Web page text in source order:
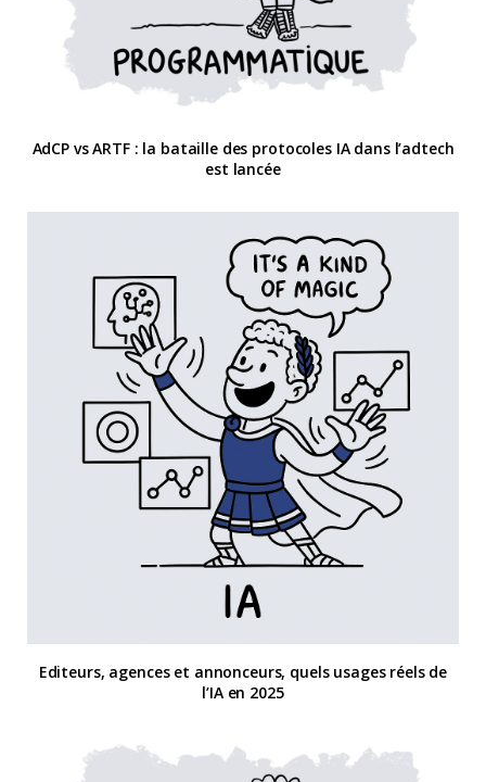
AdCP vs ARTF : la bataille des protocoles IA dans l’adtech
est lancée
Editeurs, agences et annonceurs, quels usages réels de
l’IA en 2025